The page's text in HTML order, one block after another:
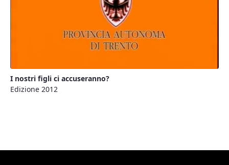
I nostri figli ci accuseranno?
Edizione 2012